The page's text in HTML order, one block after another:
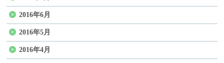
2016年6月
2016年5月
2016年4月